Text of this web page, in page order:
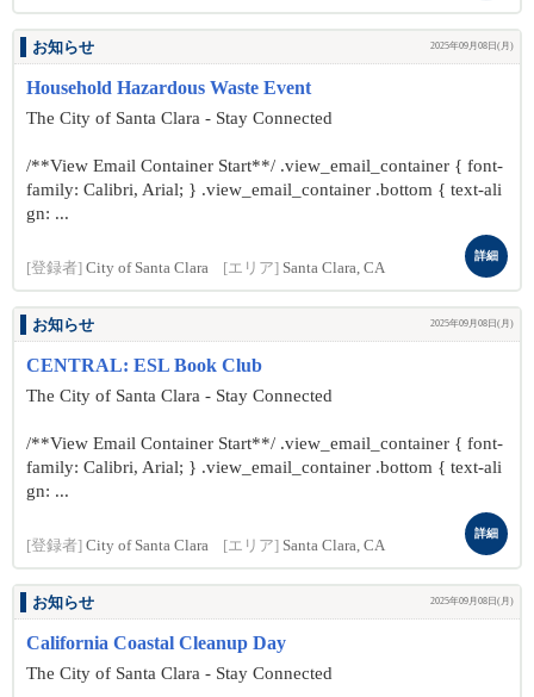
お知らせ 2025年09月08日(月)
Household Hazardous Waste Event
The City of Santa Clara - Stay Connected
/**View Email Container Start**/ .view_email_container { font-
family: Calibri, Arial; } .view_email_container .bottom { text-ali
gn: ...
[登録者] City of Santa Clara [エリア] Santa Clara, CA
詳細
お知らせ 2025年09月08日(月)
CENTRAL: ESL Book Club
The City of Santa Clara - Stay Connected
/**View Email Container Start**/ .view_email_container { font-
family: Calibri, Arial; } .view_email_container .bottom { text-ali
gn: ...
[登録者] City of Santa Clara [エリア] Santa Clara, CA
詳細
お知らせ 2025年09月08日(月)
California Coastal Cleanup Day
The City of Santa Clara - Stay Connected